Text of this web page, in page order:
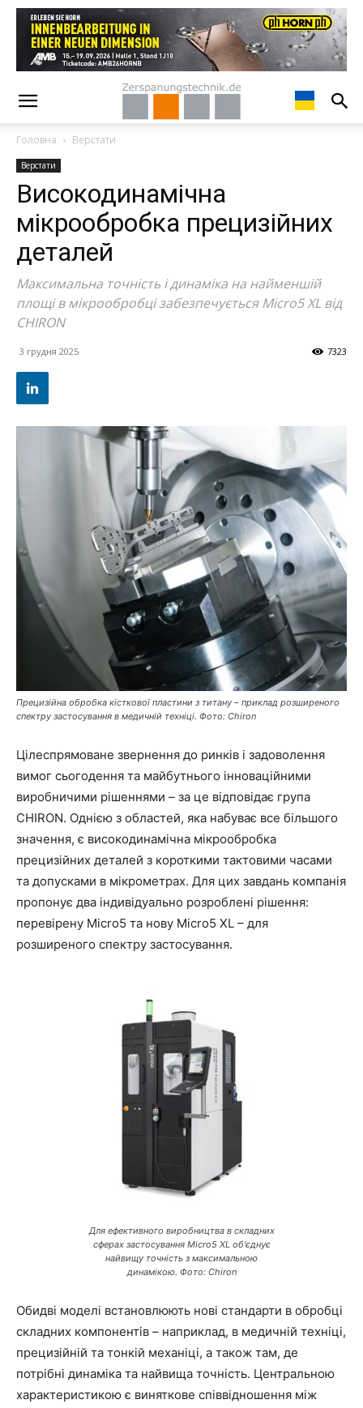
Головна Верстати
Верстати
Високодинамічна
мікрообробка прецизійних
деталей
Максимальна точність і динаміка на найменшій
площі в мікрообробці забезпечується Micro5 XL від
CHIRON
3 грудня 2025 7323
Прецизійна обробка кісткової пластини з титану – приклад розширеного
спектру застосування в медичній техніці. Фото: Chiron
Цілеспрямоване звернення до ринків і задоволення
вимог сьогодення та майбутнього інноваційними
виробничими рішеннями – за це відповідає група
CHIRON. Однією з областей, яка набуває все більшого
значення, є високодинамічна мікрообробка
прецизійних деталей з короткими тактовими часами
та допусками в мікрометрах. Для цих завдань компанія
пропонує два індивідуально розроблені рішення:
перевірену Micro5 та нову Micro5 XL – для
розширеного спектру застосування.
Для ефективного виробництва в складних
сферах застосування Micro5 XL об'єднує
найвищу точність з максимальною
динамікою. Фото: Chiron
Обидві моделі встановлюють нові стандарти в обробці
складних компонентів – наприклад, в медичній техніці,
прецизійній та тонкій механіці, а також там, де
потрібні динаміка та найвища точність. Центральною
характеристикою є виняткове співвідношення між